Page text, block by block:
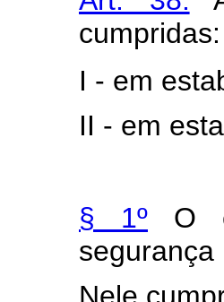
cumpridas:
I - em
II - em
§ 1º O
segurança